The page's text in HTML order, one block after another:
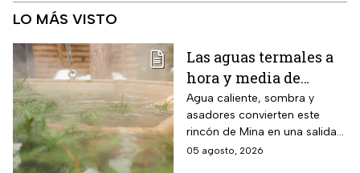
LO MÁS VISTO
Las aguas termales a
hora y media de
Monterrey, Nuevo
León, donde la
entrada cuesta desde
$30 pesos y este grupo
Agua caliente, sombra y
asadores convierten este
rincón de Mina en una salida
sencilla para pasar el día en
05 agosto, 2026